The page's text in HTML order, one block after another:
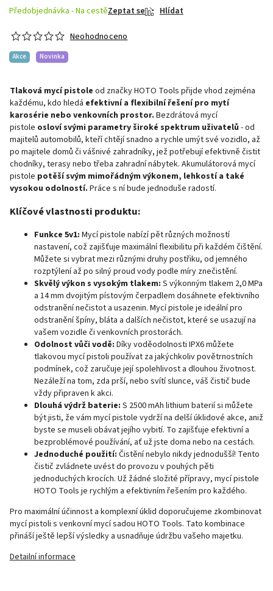
Předobjednávka - Na cestěZeptat se Hlídat
Akce Novinka
Neohodnoceno
Tlaková mycí pistole od značky HOTO Tools přijde vhod zejména
každému, kdo hledá efektivní a flexibilní řešení pro mytí
karosérie nebo venkovních prostor. Bezdrátová mycí
pistole osloví svými parametry široké spektrum uživatelů - od
majitelů automobilů, kteří chtějí snadno a rychle umýt své vozidlo, až
po majitele domů či vášnivé zahradníky, jež potřebují efektivně čistit
chodníky, terasy nebo třeba zahradní nábytek. Akumulátorová mycí
pistole potěší svým mimořádným výkonem, lehkostí a také
vysokou odolností. Práce s ní bude jednoduše radostí.
Klíčové vlastnosti produktu:
Funkce 5v1: Mycí pistole nabízí pět různých možností
nastavení, což zajišťuje maximální flexibilitu při každém čištění.
Můžete si vybrat mezi různými druhy postřiku, od jemného
rozptýlení až po silný proud vody podle míry znečistění.
Skvělý výkon s vysokým tlakem: S výkonným tlakem 2,0 MPa
a 14 mm dvojitým pístovým čerpadlem dosáhnete efektivního
odstranění nečistot a usazenin. Mycí pistole je ideální pro
odstranění špíny, bláta a dalších nečistot, které se usazují na
vašem vozidle či venkovních prostorách.
Odolnost vůči vodě: Díky voděodolnosti IPX6 můžete
tlakovou mycí pistoli používat za jakýchkoliv povětrnostních
podmínek, což zaručuje její spolehlivost a dlouhou životnost.
Nezáleží na tom, zda prší, nebo svítí slunce, váš čistič bude
vždy připraven k akci.
Dlouhá výdrž baterie: S 2500 mAh lithium baterií si můžete
být jisti, že vám mycí pistole vydrží na delší úklidové akce, aniž
byste se museli obávat jejího vybití. To zajišťuje efektivní a
bezproblémové používání, ať už jste doma nebo na cestách.
Jednoduché použití: Čistění nebylo nikdy jednodušší! Tento
čistič zvládnete uvést do provozu v pouhých pěti
jednoduchých krocích. Už žádné složité přípravy, mycí pistole
HOTO Tools je rychlým a efektivním řešením pro každého.
Pro maximální účinnost a komplexní úklid doporučujeme zkombinovat
mycí pistoli s venkovní mycí sadou HOTO Tools. Tato kombinace
přináší ještě lepší výsledky a usnadňuje údržbu vašeho majetku.
Detailní informace